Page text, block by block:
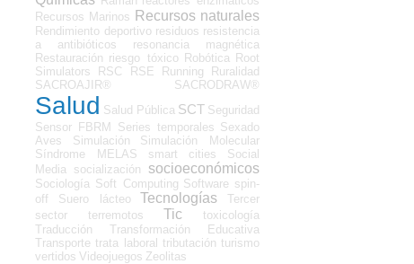
Recursos Marinos Recursos naturales
Rendimiento deportivo residuos resistencia
a antibióticos
resonancia magnética
Restauración riesgo tóxico Robótica Root
Simulators
RSC RSE Running
Ruralidad
SACROAJIR®
SACRODRAW®
Salud Salud Pública SCT Seguridad
Sensor FBRM
Series temporales Sexado
Aves
Simulación
Simulación Molecular
Síndrome MELAS
smart cities
Social
Media socialización socioeconómicos
Sociología Soft Computing Software spin-
off
Suero lácteo Tecnologías
Tercer
sector
terremotos Tic
toxicología
Traducción
Transformación Educativa
Transporte trata laboral tributación turismo
vertidos Videojuegos Zeolitas